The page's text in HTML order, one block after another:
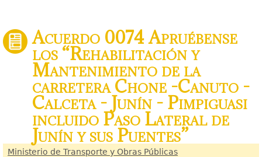
Acuerdo 0074 Apruébense
los “Rehabilitación y
Mantenimiento de la
carretera Chone -Canuto -
Calceta - Junín - Pimpiguasi
incluido Paso Lateral de
Junín y sus Puentes”
Ministerio de Transporte y Obras Públicas